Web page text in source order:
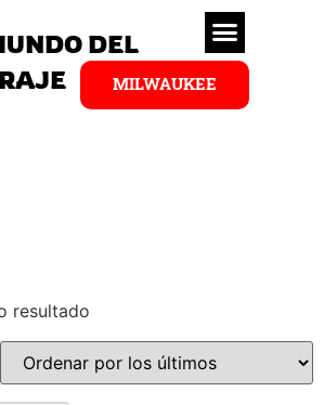
DEL
MILWAUKEE
resultado